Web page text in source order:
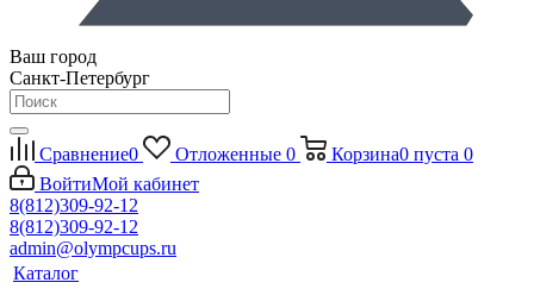
Ваш город
Санкт-Петербург
Сравнение0 Отложенные 0 Корзина0 пуста 0
ВойтиМой кабинет
8(812)309-92-12
8(812)309-92-12
admin@olympcups.ru
Каталог